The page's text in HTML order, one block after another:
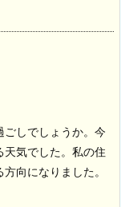
しでしょうか。今
天気でした。私の住
向になりました。